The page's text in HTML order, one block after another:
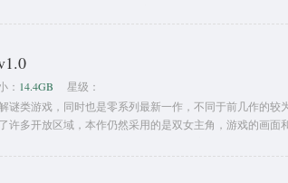
怎么做呢，首先你要做的就是对网吧进行装修，毕竟一个
： 14.4GB
星级：
谜类游戏，同时也是零系列最新一作，不同于前几作的较
许多开放区域，本作仍然采用的是双女主角，游戏的画面
旧是使用摄影机的机制，游戏的女主人公名为不来方夕莉